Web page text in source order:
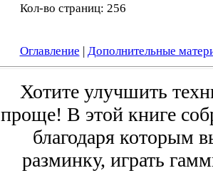
Кол-во страниц: 256
Оглавление | Дополнительные
Хотите улучшить
проще! В этой книге
благодаря которым
разминку, играть